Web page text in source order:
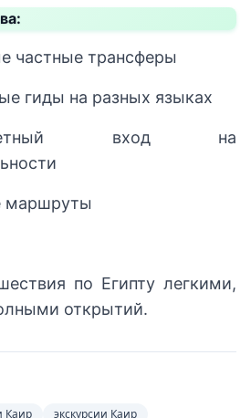
частные трансферы
гиды на разных языках
вход на
маршруты
по Египту легкими,
открытий.
Каир
экскурсии Каир